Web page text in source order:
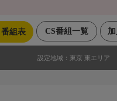
CS番組一覧
番組表
設定地域： 東京 東エリア